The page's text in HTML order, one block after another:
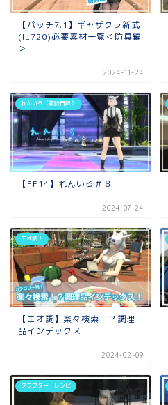
【パッチ7.1】ギャザクラ新式
(IL720)必要素材一覧＜防具編
＞
2024-11-24
れんいろ（雑談日記）
【FF14】れんいろ＃８
2024-07-24
エオ調！
【エオ調】楽々検索！？調理
品インデックス！！
2024-02-09
クラフター・レシピ